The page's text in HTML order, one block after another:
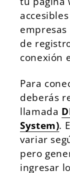
de
conexión
Para
deberás
llamada
System).
variar
pero
ingresar